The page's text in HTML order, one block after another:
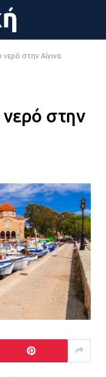
στην Αίγινα
στην